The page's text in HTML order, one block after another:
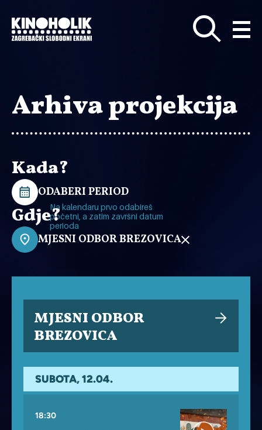
glavni
sadržaj
Arhiva projekcija
Kada?
ODABERI PERIOD
Na kalendaru prvo odabireš
početni, a zatim završni datum
perioda
Gdje?
MJESNI ODBOR BREZOVICA
MJESNI ODBOR
BREZOVICA
SUBOTA, 12.04.
18:30